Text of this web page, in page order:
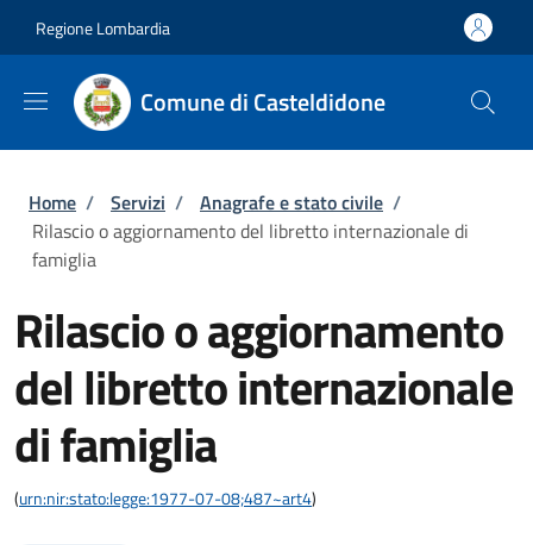
Regione Lombardia
Comune di Casteldidone
Briciole di pane
Home / Servizi / Anagrafe e stato civile /
Rilascio o aggiornamento del libretto internazionale di
famiglia
Rilascio o aggiornamento
del libretto internazionale
di famiglia
(urn:nir:stato:legge:1977-07-08;487~art4)